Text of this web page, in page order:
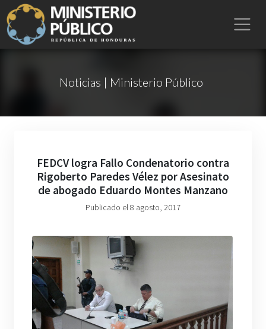
Noticias | Ministerio Público
FEDCV logra Fallo Condenatorio contra
Rigoberto Paredes Vélez por Asesinato
de abogado Eduardo Montes Manzano
Publicado el 8 agosto, 2017